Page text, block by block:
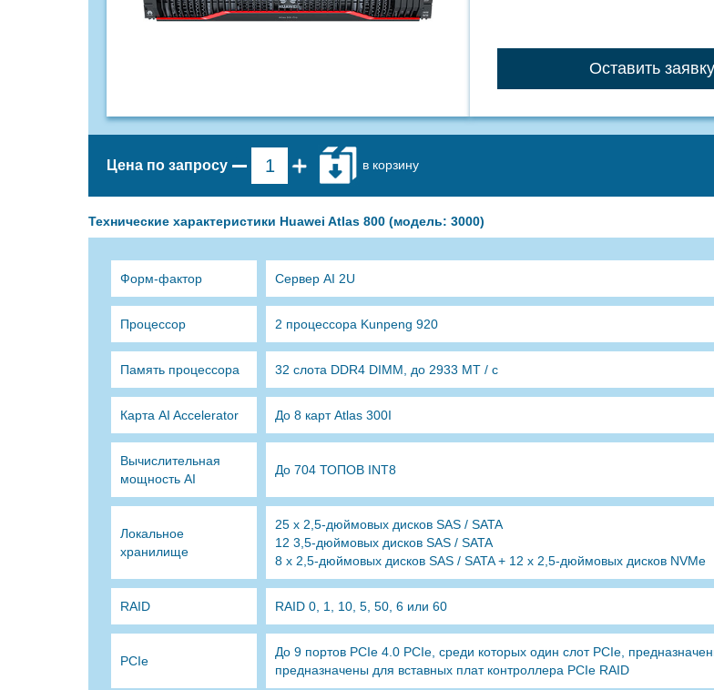
Оставить заявку
Цена по запросу в корзину
Технические характеристики Huawei Atlas 800 (модель: 3000)
Форм-фактор Сервер AI 2U
Процессор 2 процессора Kunpeng 920
Память процессора 32 слота DDR4 DIMM, до 2933 МТ / с
Карта AI Accelerator До 8 карт Atlas 300I
Вычислительная
мощность AI
До 704 ТОПОВ INT8
Локальное
хранилище
25 x 2,5-дюймовых дисков SAS / SATA
12 3,5-дюймовых дисков SAS / SATA
8 x 2,5-дюймовых дисков SAS / SATA + 12 x 2,5-дюймовых дисков NVMe
RAID RAID 0, 1, 10, 5, 50, 6 или 60
PCIe
До 9 портов PCIe 4.0 PCIe, среди которых один слот PCIe,
предназначены для вставных плат контроллера PCIe RAID